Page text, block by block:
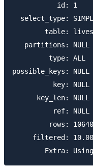
           id: 1
select_type:
table:
   partitions: NULL
         type: ALL
possible_keys: NULL
          key: NULL
      key_len: NULL
          ref: NULL
         rows: 10640
     filtered: 10.00